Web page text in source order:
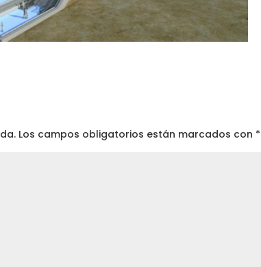
Los campos obligatorios están marcados con *